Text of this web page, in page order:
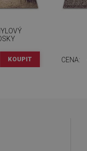
KOUPIT CENA: